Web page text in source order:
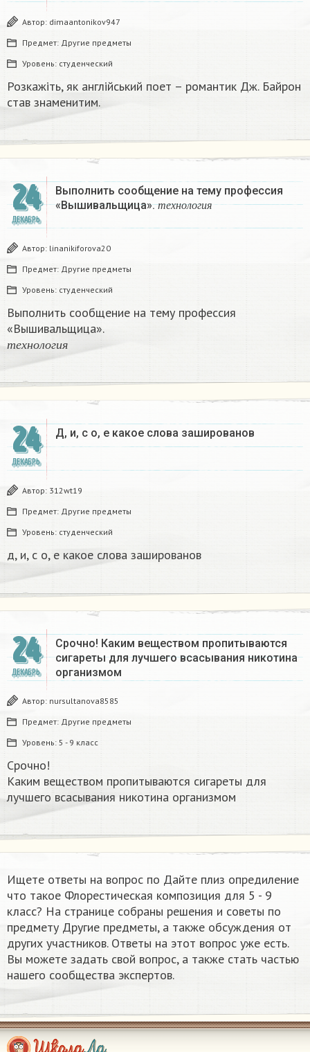
Автор: dimaantonikov947
Предмет: Другие предметы
Уровень: студенческий
Розкажіть, як англійський поет – романтик Дж. Байрон
став знаменитим.​
24
ДЕКАБРЬ
Выполнить сообщение на тему профессия
«Вышивальщица».т е хн ол о гия
тех но логи я
Автор: linanikiforova20
Предмет: Другие предметы
Уровень: студенческий
Выполнить сообщение на тему профессия
«Вышивальщица».
т ехн ол о г ия
технология
24
ДЕКАБРЬ
Д, и, с о, е какое слова зашированов
Автор: 312wt19
Предмет: Другие предметы
Уровень: студенческий
д, и, с о, е какое слова зашированов
24
ДЕКАБРЬ
Срочно! Каким веществом пропитываются
сигареты для лучшего всасывания никотина
организмом​
Автор: nursultanova8585
Предмет: Другие предметы
Уровень: 5 - 9 класс
Срочно!
Каким веществом пропитываются сигареты для
лучшего всасывания никотина организмом​
Ищете ответы на вопрос по Дайте плиз опредиление
что такое Флорестическая композиция для 5 - 9
класс? На странице собраны решения и советы по
предмету Другие предметы, а также обсуждения от
других участников. Ответы на этот вопрос уже есть.
Вы можете задать свой вопрос, а также стать частью
нашего сообщества экспертов.